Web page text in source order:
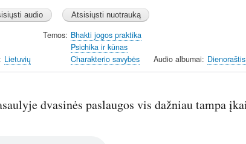
Lietuvių
Temos Bhakti jogos praktika
Psichika ir kūnas
Charakterio savybės
Audio albumai
dvasinės paslaugos vis dažniau tampa